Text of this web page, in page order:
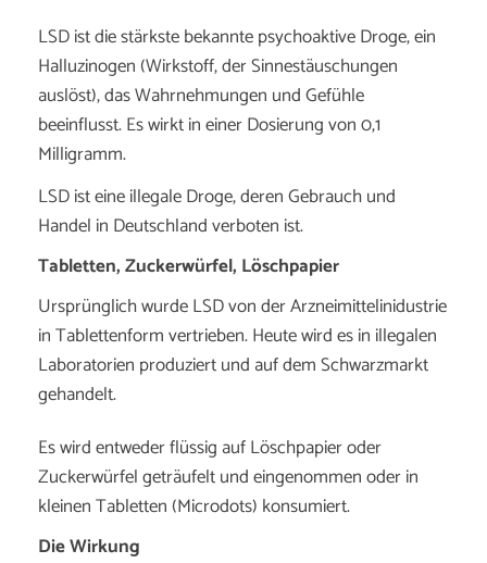
LSD ist die stärkste bekannte psychoaktive Droge, ein
Halluzinogen (Wirkstoff, der Sinnestäuschungen
auslöst), das Wahrnehmungen und Gefühle
beeinflusst. Es wirkt in einer Dosierung von 0,1
Milligramm.
LSD ist eine illegale Droge, deren Gebrauch und
Handel in Deutschland verboten ist.
Tabletten, Zuckerwürfel, Löschpapier
Ursprünglich wurde LSD von der Arzneimittelinidustrie
in Tablettenform vertrieben. Heute wird es in illegalen
Laboratorien produziert und auf dem Schwarzmarkt
gehandelt.
Es wird entweder flüssig auf Löschpapier oder
Zuckerwürfel geträufelt und eingenommen oder in
kleinen Tabletten (Microdots) konsumiert.
Die Wirkung